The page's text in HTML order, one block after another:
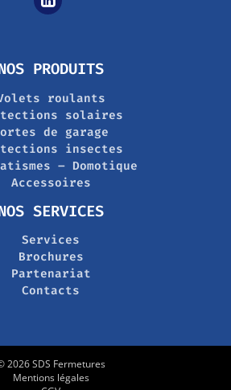
PRODUITS
roulants
solaires
de garage
insectes
– Domotique
Accessoires
SERVICES
Services
Brochures
Partenariat
Contacts
2026 SDS Fermetures
Mentions légales